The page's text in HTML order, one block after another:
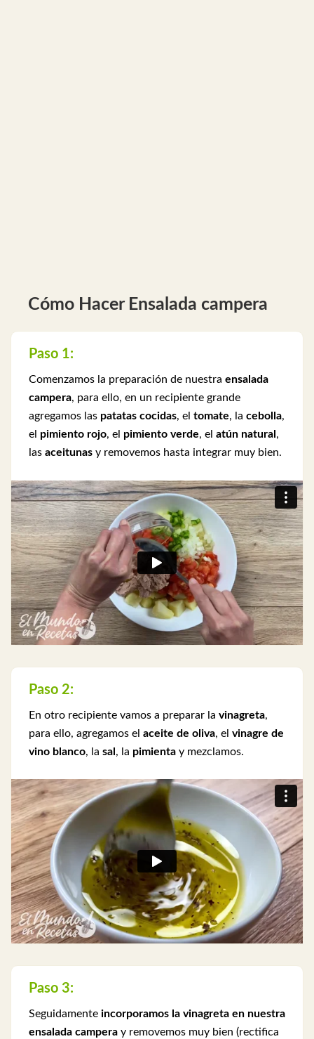
Cómo Hacer Ensalada campera
Paso 1:
Comenzamos la preparación de nuestra ensalada
campera, para ello, en un recipiente grande
agregamos las patatas cocidas, el tomate, la cebolla,
el pimiento rojo, el pimiento verde, el atún natural ,
las aceitunas y removemos hasta integrar muy bien.
Paso 2:
En otro recipiente vamos a preparar la vinagreta,
para ello, agregamos el aceite de oliva, el vinagre de
vino blanco, la sal , la pimienta y mezclamos.
Paso 3:
Seguidamente incorporamos la vinagreta en nuestra
ensalada campera y removemos muy bien (rectifica